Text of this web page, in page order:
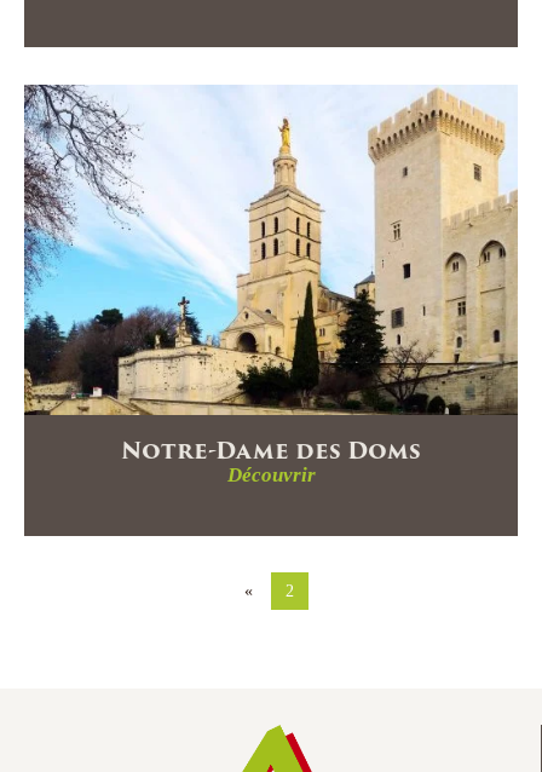
Notre-Dame des Doms
Découvrir
« 2